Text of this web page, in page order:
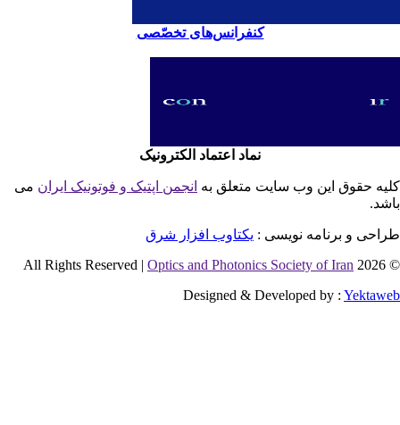
کنفرانس‌های تخصّصی
نماد اعتماد الکترونیک
حقوق این وب سایت متعلق بهانجمن اپتیک و فوتونیک ایران می
و برنامه نویسی : یکتاوب افزار شرق
©
Optics and Photonics Society of Iran
Designed & Developed by :